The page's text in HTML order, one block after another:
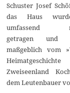
Schuster Josef
das Haus
umfassend
getragen und
maßgeblich vom
Zweiseenland
dem Leutenbauer